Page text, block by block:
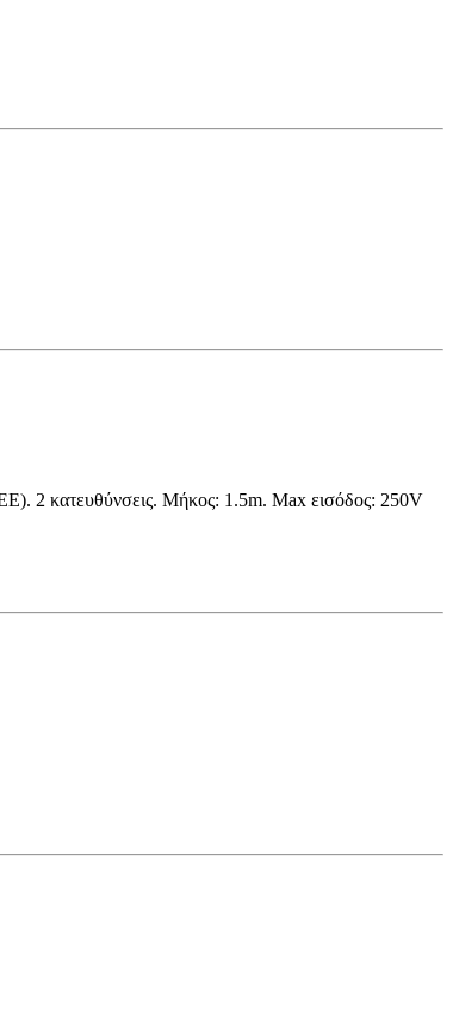
2 κατευθύνσεις. Μήκος: 1.5m. Max εισόδος: 250V